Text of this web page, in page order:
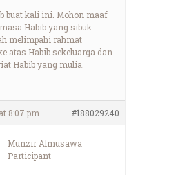
buat kali ini. Mohon maaf
Habib yang sibuk.
melimpahi rahmat
atas Habib sekeluarga dan
Habib yang mulia.
8:07 pm #188029240
Munzir Almusawa
Participant